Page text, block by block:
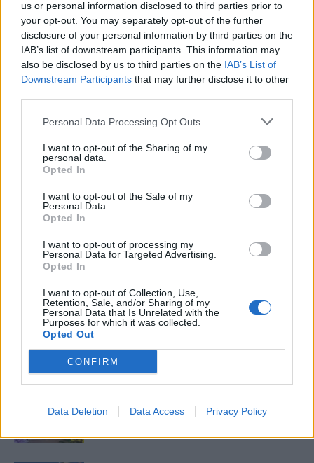
us or personal information disclosed to third parties prior to
your opt-out. You may separately opt-out of the further
disclosure of your personal information by third parties on the
IAB’s list of downstream participants. This information may
also be disclosed by us to third parties on the IAB’s List of
Downstream Participants that may further disclose it to other
Personal Data Processing Opt Outs
I want to opt-out of the Sharing of my
personal data.
Opted In
I want to opt-out of the Sale of my
Personal Data.
Opted In
I want to opt-out of processing my
Personal Data for Targeted Advertising.
Opted In
I want to opt-out of Collection, Use,
Retention, Sale, and/or Sharing of my
Personal Data that Is Unrelated with the
Purposes for which it was collected.
Opted Out
CONFIRM
Data Deletion Data Access Privacy Policy
στο Ίλιον – Τι ανακοινώθηκε από...
27 Φεβρουαρίου 2026
Δύο χρόνια λειτουργίας της Κλινικής
Μεταμόσχευσης Ήπατος στο «Λαϊκό»
αντιλιπιδαιμικού φαρμάκου
27 Φεβρουαρίου 2026
Έρπης Ζωστήρας: 1 στους 3 ενήλικες θα
27 Φεβρουαρίου 2026
πρόκληση για το σύστημα...
27 Φεβρουαρίου 2026
από 8.000 νοσήματα επηρεάζουν το 5%...